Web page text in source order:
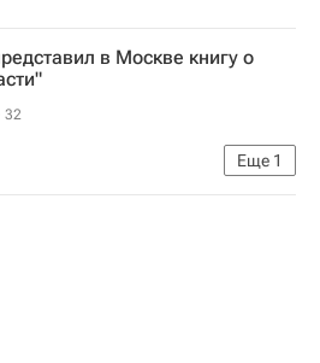
в Москве книгу о
32
Еще 1
Парламентский кризис на Украине: раскол "оранжевой коалиции"